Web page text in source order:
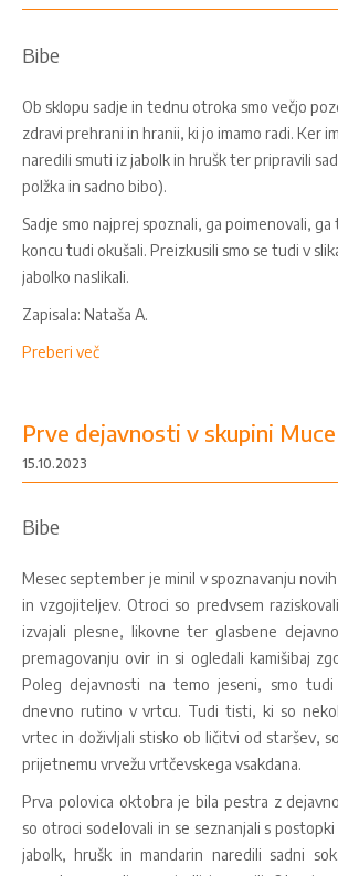
Bibe
Ob sklopu sadje in tednu otroka smo večjo
zdravi prehrani in hranii, ki jo imamo radi. Ker
naredili smuti iz jabolk in hrušk ter pripravili
polžka in sadno bibo).
Sadje smo najprej spoznali, ga poimenovali, ga
koncu tudi okušali. Preizkusili smo se tudi v
jabolko naslikali.
Zapisala: Nataša A.
Preberi več
Prve dejavnosti v skupini Muce
15.10.2023
Bibe
Mesec september je minil v spoznavanju
in vzgojiteljev. Otroci so predvsem
izvajali plesne, likovne ter glasbene
premagovanju ovir in si ogledali kamišibaj
Poleg dejavnosti na temo jeseni, smo tudi
dnevno rutino v vrtcu. Tudi tisti, ki so
vrtec in doživljali stisko ob ličitvi od staršev,
prijetnemu vrvežu vrtčevskega vsakdana.
Prva polovica oktobra je bila pestra z
so otroci sodelovali in se seznanjali s
jabolk, hrušk in mandarin naredili sadni